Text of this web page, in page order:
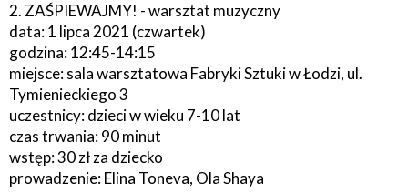
2. ZAŚPIEWAJMY! - warsztat muzyczny
data: 1 lipca 2021 (czwartek)
godzina: 12:45-14:15
miejsce: sala warsztatowa Fabryki Sztuki w Łodzi, ul.
Tymienieckiego 3
uczestnicy: dzieci w wieku 7-10 lat
czas trwania: 90 minut
wstęp: 30 zł za dziecko
prowadzenie: Elina Toneva, Ola Shaya